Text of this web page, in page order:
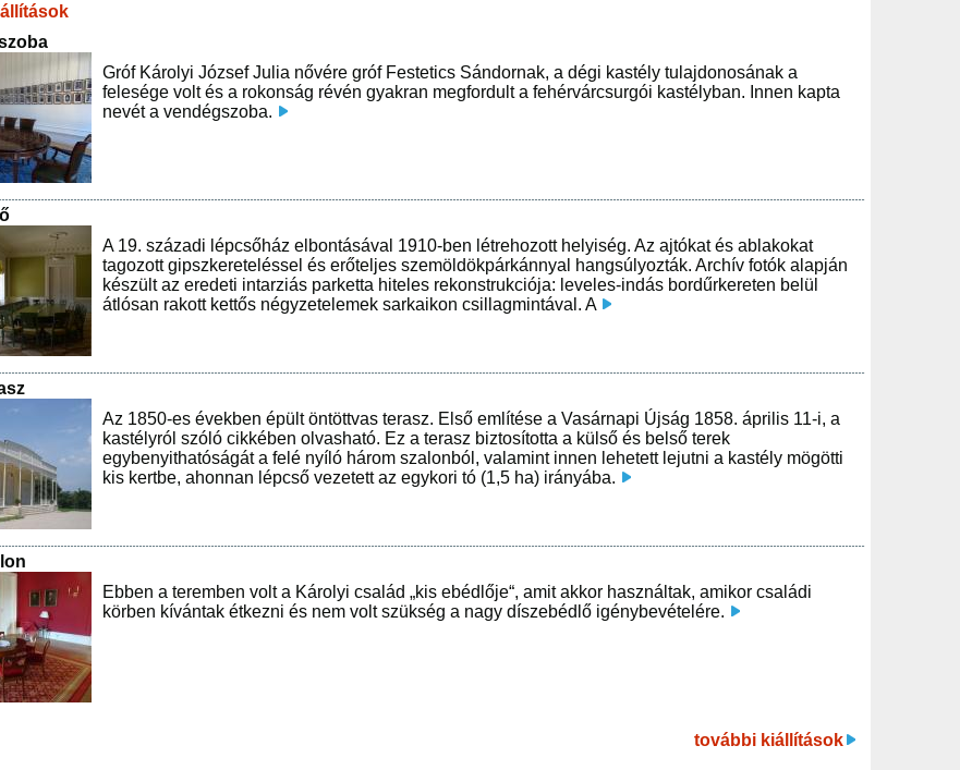
Gróf Károlyi József Julia nővére gróf Festetics Sándornak, a dégi kastély tulajdonosának a
felesége volt és a rokonság révén gyakran megfordult a fehérvárcsurgói kastélyban. Innen kapta
nevét a vendégszoba.
A 19. századi lépcsőház elbontásával 1910-ben létrehozott helyiség. Az ajtókat és ablakokat
tagozott gipszkereteléssel és erőteljes szemöldökpárkánnyal hangsúlyozták. Archív fotók alapján
készült az eredeti intarziás parketta hiteles rekonstrukciója: leveles-indás bordűrkereten belül
átlósan rakott kettős négyzetelemek sarkaikon csillagmintával. A
Az 1850-es években épült öntöttvas terasz. Első említése a Vasárnapi Újság 1858. április 11-i, a
kastélyról szóló cikkében olvasható. Ez a terasz biztosította a külső és belső terek
egybenyithatóságát a felé nyíló három szalonból, valamint innen lehetett lejutni a kastély mögötti
kis kertbe, ahonnan lépcső vezetett az egykori tó (1,5 ha) irányába.
Ebben a teremben volt a Károlyi család „kis ebédlője“, amit akkor használtak, amikor családi
körben kívántak étkezni és nem volt szükség a nagy díszebédlő igénybevételére.
további kiállítások